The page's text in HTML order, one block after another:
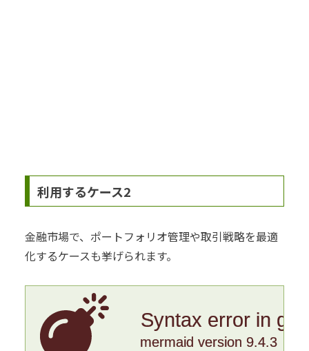
利用するケース2
金融市場で、ポートフォリオ管理や取引戦略を最適
化するケースも挙げられます。
Syntax error in
mermaid version 9.4.3